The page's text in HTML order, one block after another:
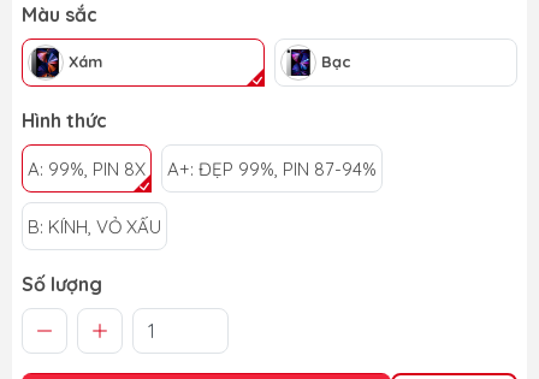
Màu sắc
Xám Bạc
Hình thức
A: 99%, PIN 8X A+: ĐẸP 99%, PIN 87-94%
B: KÍNH, VỎ XẤU
Số lượng